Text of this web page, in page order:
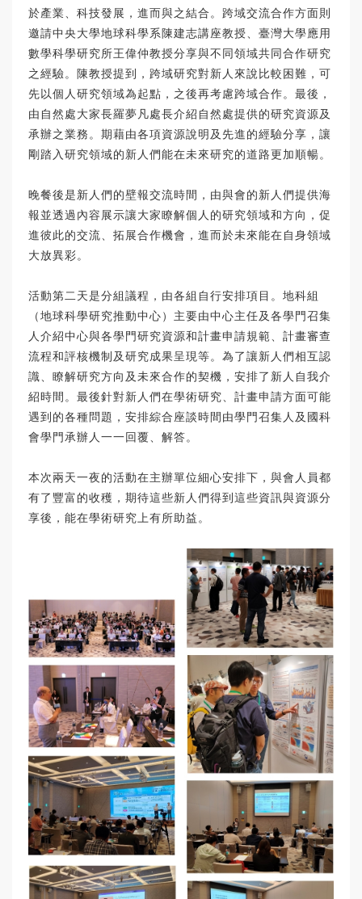
於產業、科技發展，進而與之結合。跨域交流合作方面則
邀請中央大學地球科學系陳建志講座教授、臺灣大學應用
數學科學研究所王偉仲教授分享與不同領域共同合作研究
之經驗。陳教授提到，跨域研究對新人來說比較困難，可
先以個人研究領域為起點，之後再考慮跨域合作。最後，
由自然處大家長羅夢凡處長介紹自然處提供的研究資源及
承辦之業務。期藉由各項資源說明及先進的經驗分享，讓
剛踏入研究領域的新人們能在未來研究的道路更加順暢。
晚餐後是新人們的壁報交流時間，由與會的新人們提供海
報並透過內容展示讓大家瞭解個人的研究領域和方向，促
進彼此的交流、拓展合作機會，進而於未來能在自身領域
大放異彩。
活動第二天是分組議程，由各組自行安排項目。地科組
（地球科學研究推動中心）主要由中心主任及各學門召集
人介紹中心與各學門研究資源和計畫申請規範、計畫審查
流程和評核機制及研究成果呈現等。為了讓新人們相互認
識、瞭解研究方向及未來合作的契機，安排了新人自我介
紹時間。最後針對新人們在學術研究、計畫申請方面可能
遇到的各種問題，安排綜合座談時間由學門召集人及國科
會學門承辦人一一回覆、解答。
本次兩天一夜的活動在主辦單位細心安排下，與會人員都
有了豐富的收穫，期待這些新人們得到這些資訊與資源分
享後，能在學術研究上有所助益。